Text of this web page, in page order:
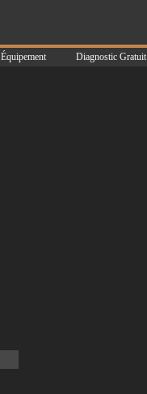
Équipement Diagnostic Gratuit